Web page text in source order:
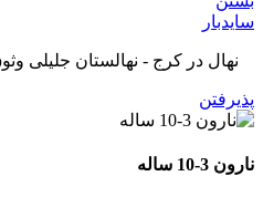
سایدبار
نهال در کرج - نهالستان جلیلی وثوق (
پذیرفتن
نارون 3-10 ساله